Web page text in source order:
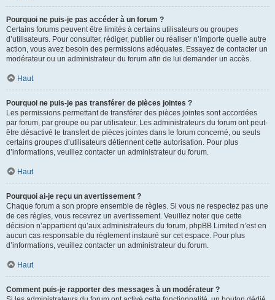
Pourquoi ne puis-je pas accéder à un forum ?
Certains forums peuvent être limités à certains utilisateurs ou groupes
d’utilisateurs. Pour consulter, rédiger, publier ou réaliser n’importe quelle autre
action, vous avez besoin des permissions adéquates. Essayez de contacter un
modérateur ou un administrateur du forum afin de lui demander un accès.
Haut
Pourquoi ne puis-je pas transférer de pièces jointes ?
Les permissions permettant de transférer des pièces jointes sont accordées
par forum, par groupe ou par utilisateur. Les administrateurs du forum ont peut-
être désactivé le transfert de pièces jointes dans le forum concerné, ou seuls
certains groupes d’utilisateurs détiennent cette autorisation. Pour plus
d’informations, veuillez contacter un administrateur du forum.
Haut
Pourquoi ai-je reçu un avertissement ?
Chaque forum a son propre ensemble de règles. Si vous ne respectez pas une
de ces règles, vous recevrez un avertissement. Veuillez noter que cette
décision n’appartient qu’aux administrateurs du forum, phpBB Limited n’est en
aucun cas responsable du règlement instauré sur cet espace. Pour plus
d’informations, veuillez contacter un administrateur du forum.
Haut
Comment puis-je rapporter des messages à un modérateur ?